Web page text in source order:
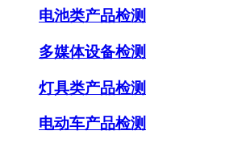
电池类产品检测
多媒体设备检测
灯具类产品检测
电动车产品检测